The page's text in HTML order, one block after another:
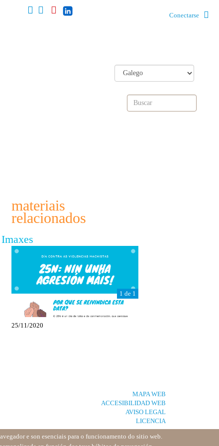
Conectarse
materiais
relacionados
Imaxes
1 de 1
25/11/2020
MAPA WEB
ACCESIBILIDAD WEB
AVISO LEGAL
LICENCIA
e son esenciais para o funcionamento do sitio web.